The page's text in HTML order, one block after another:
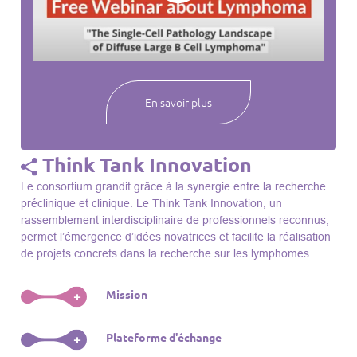
webinaires à venir, des séances précédentes et joignez-vous
notre compréhension des lymphomes et des maladies
En savoir plus
Think Tank Innovation
Le consortium grandit grâce à la synergie entre la recherche
préclinique et clinique. Le Think Tank Innovation, un
rassemblement interdisciplinaire de professionnels reconnus,
permet l’émergence d’idées novatrices et facilite la réalisation
de projets concrets dans la recherche sur les lymphomes.
+ Mission
Le Think Tank initie des projets, façonne des initiatives de
R&D, identifie des porteurs et promeut l’unité parmi les
+ Plateforme d'échange